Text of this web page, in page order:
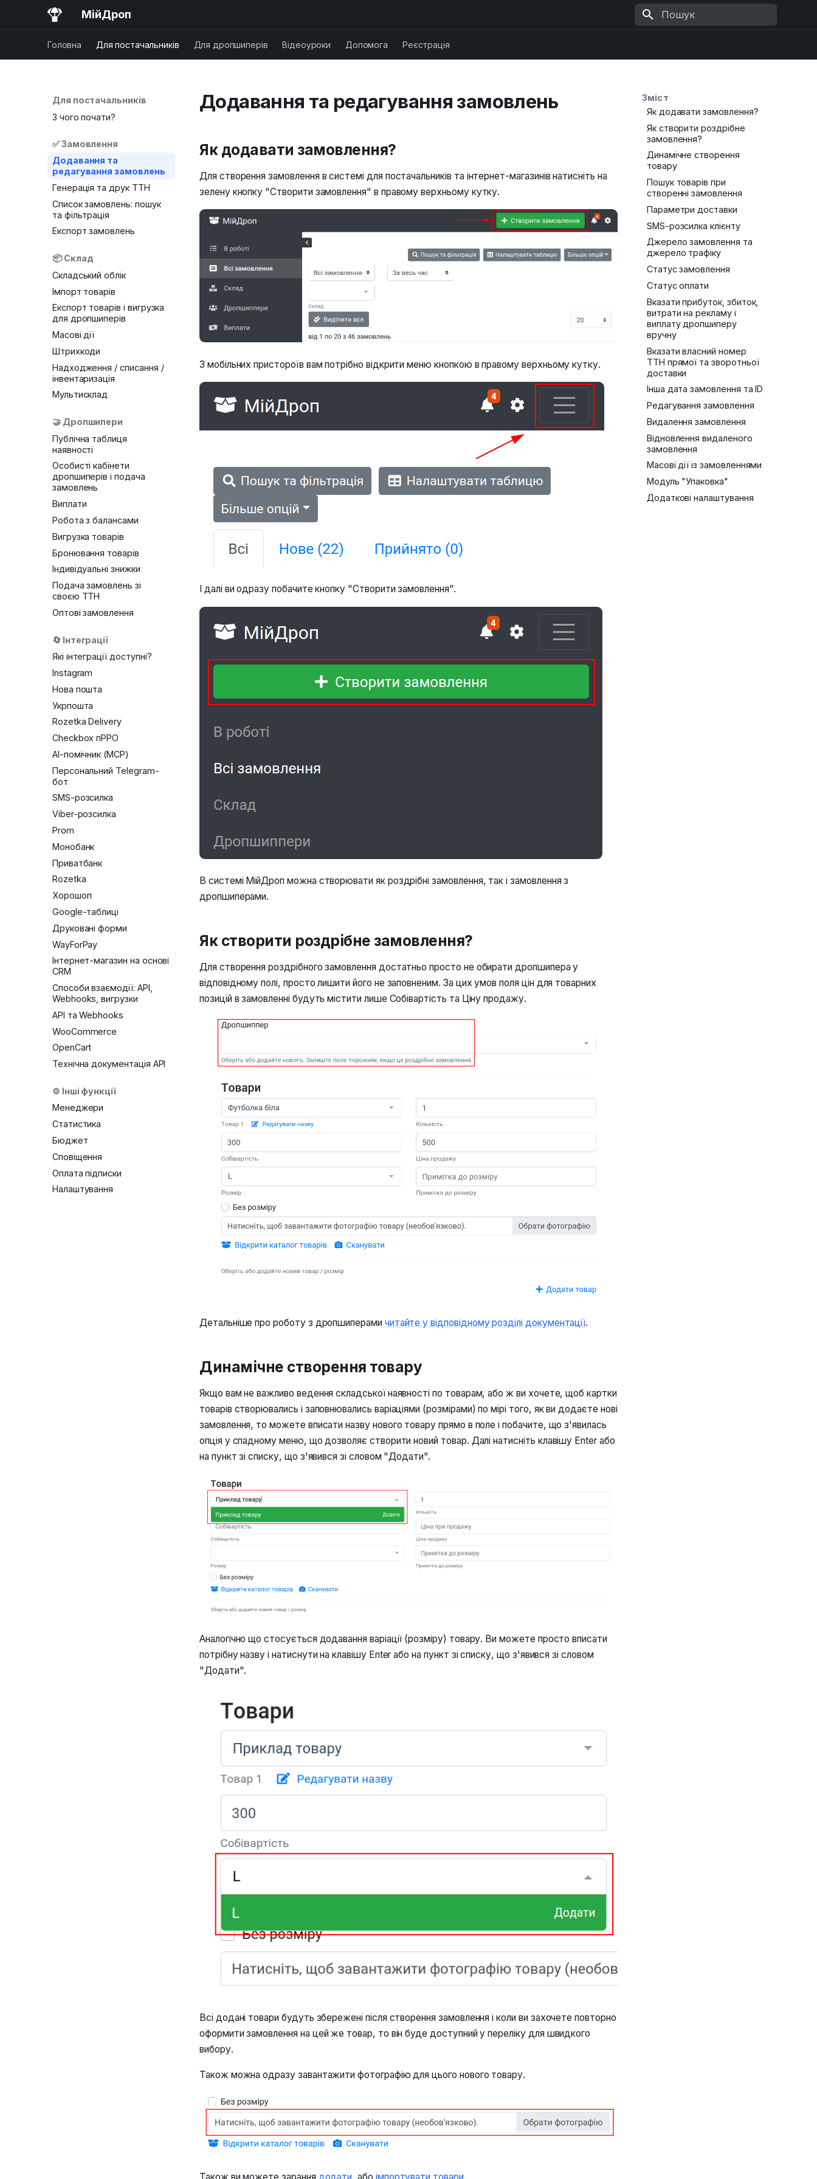
МійДроп
Головна Для постачальників Для дропшиперів Відеоуроки Допомога Реєстрація
Для постачальників
З чого почати?
✅ Замовлення
Додавання та
редагування замовлень
Генерація та друк ТТН
Список замовлень: пошук
та фільтрація
Експорт замовлень
📦 Склад
Складський облік
Імпорт товарів
Експорт товарів і вигрузка
для дропшиперів
Масові дії
Штрихкоди
Надходження / списання /
інвентаризація
Мультисклад
🤝 Дропшипери
Публічна таблиця
наявності
Особисті кабінети
дропшиперів і подача
замовлень
Виплати
Робота з балансами
Вигрузка товарів
Бронювання товарів
Індивідуальні знижки
Подача замовлень зі
своєю ТТН
Оптові замовлення
🔄 Інтеграції
Які інтеграції доступні?
Instagram
Нова пошта
Укрпошта
Rozetka Delivery
Checkbox пРРО
AI-помічник (MCP)
Персональний Telegram-
бот
SMS-розсилка
Viber-розсилка
Prom
Монобанк
Приватбанк
Rozetka
Хорошоп
Google-таблиці
Друковані форми
WayForPay
Інтернет-магазин на основі
CRM
Способи взаємодії: API,
Webhooks, вигрузки
API та Webhooks
WooCommerce
OpenCart
Технічна документація API
⚙️ Інші функції
Менеджери
Статистика
Бюджет
Сповіщення
Оплата підписки
Налаштування
Зміст
Як додавати замовлення?
Як створити роздрібне
замовлення?
Динамічне створення
товару
Пошук товарів при
створенні замовлення
Параметри доставки
SMS-розсилка клієнту
Джерело замовлення та
джерело трафіку
Статус замовлення
Статус оплати
Вказати прибуток, збиток,
витрати на рекламу і
виплату дропшиперу
вручну
Вказати власний номер
ТТН прямої та зворотньої
доставки
Інша дата замовлення та ID
Редагування замовлення
Видалення замовлення
Відновлення видаленого
замовлення
Масові дії із замовленнями
Модуль "Упаковка"
Додаткові налаштування
Додавання та редагування замовлень
Як додавати замовлення?
Для створення замовлення в системі для постачальників та інтернет-магазинів натисніть на
зелену кнопку "Створити замовлення" в правому верхньому кутку.
З мобільних пристороїв вам потрібно відкрити меню кнопкою в правому верхньому кутку.
І далі ви одразу побачите кнопку "Створити замовлення".
В системі МійДроп можна створювати як роздрібні замовлення, так і замовлення з
дропшиперами.
Як створити роздрібне замовлення?
Для створення роздрібного замовлення достатньо просто не обирати дропшипера у
відповідному полі, просто лишити його не заповненим. За цих умов поля цін для товарних
позицій в замовленні будуть містити лише Собівартість та Ціну продажу.
Детальніше про роботу з дропшиперами читайте у відповідному розділі документації.
Динамічне створення товару
Якщо вам не важливо ведення складської наявності по товарам, або ж ви хочете, щоб картки
товарів створювались і заповнювались варіаціями (розмірами) по мірі того, як ви додаєте нові
замовлення, то можете вписати назву нового товару прямо в поле і побачите, що з'явилась
опція у спадному меню, що дозволяє створити новий товар. Далі натисніть клавішу Enter або
на пункт зі списку, що з'явився зі словом "Додати".
Аналогічно що стосується додавання варіації (розміру) товару. Ви можете просто вписати
потрібну назву і натиснути на клавішу Enter або на пункт зі списку, що з'явився зі словом
"Додати".
Всі додані товари будуть збережені після створення замовлення і коли ви захочете повторно
оформити замовлення на цей же товар, то він буде доступний у переліку для швидкого
вибору.
Також можна одразу завантажити фотографію для цього нового товару.